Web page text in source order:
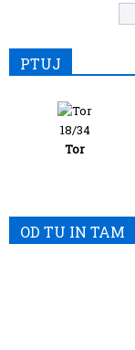
PTUJ
18/34
Tor
OD TU IN TAM